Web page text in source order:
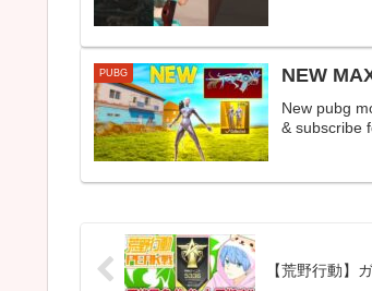
PUBG NEW
New pubg
& subscribe
【荒野行動】